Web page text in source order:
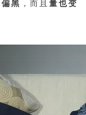
偏黑 ，而且 量也变